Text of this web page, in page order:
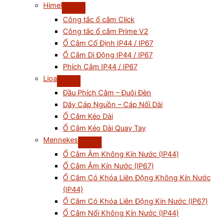
Himel
Công tắc ổ cắm Click
Công tắc ổ cắm Prime V2
Ổ Cắm Cố Định IP44 / IP67
Ổ Cắm Di Động IP44 / IP67
Phích Cắm IP44 / IP67
Lioa
Đầu Phích Cắm – Đuôi Đèn
Dây Cáp Nguồn – Cáp Nối Dài
Ổ Cắm Kéo Dài
Ổ Cắm Kéo Dài Quay Tay
Mennekes
Ổ Cắm Âm Không Kín Nước (IP44)
Ổ Cắm Âm Kín Nước (IP67)
Ổ Cắm Có Khóa Liên Động Không Kín Nước
(IP44)
Ổ Cắm Có Khóa Liên Động Kín Nước (IP67)
Ổ Cắm Nổi Không Kín Nước (IP44)